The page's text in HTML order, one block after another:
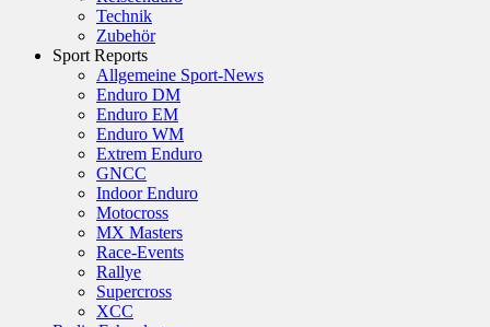
Technik
Zubehör
Sport Reports
Allgemeine Sport-News
Enduro DM
Enduro EM
Enduro WM
Extrem Enduro
GNCC
Indoor Enduro
Motocross
MX Masters
Race-Events
Rallye
Supercross
XCC